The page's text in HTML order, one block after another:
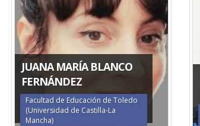
JUANA MARÍA BLANCO
FERNÁNDEZ
Facultad de Educación de Toledo
(Universidad de Castilla-La
Mancha)